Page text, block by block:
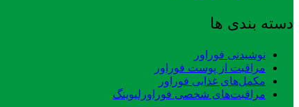
دسته بندی ها
نوشیدنی فوراور
مراقبت از پوست فوراور
مکمل‌های غذایی فوراور
مراقبت‌های شخصی فوراورلیوینگ